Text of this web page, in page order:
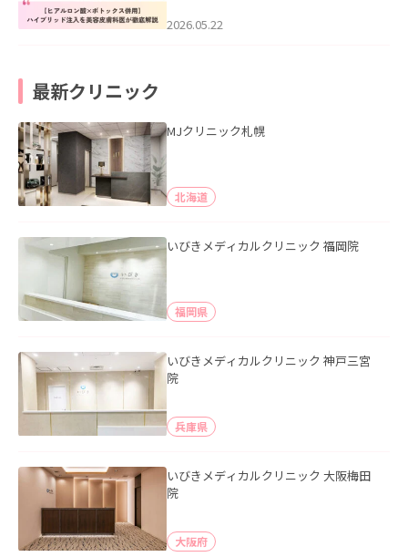
た。
2026.05.22
最新クリニック
MJクリニック札幌
北海道
いびきメディカルクリニック 福岡院
福岡県
いびきメディカルクリニック 神戸三宮
院
兵庫県
いびきメディカルクリニック 大阪梅田
院
大阪府